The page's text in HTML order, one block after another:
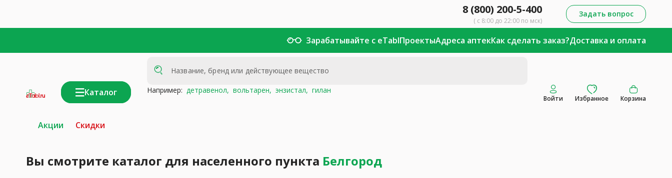
8 (800) 200-5-400
( с 8:00 до 22:00 по мск)
Задать вопрос
Зарабатывайте с eTablПроектыАдреса аптекКак сделать заказ?Доставка и оплата
Каталог Например: детравенол, вольтарен, энзистал, гилан
Войти Избранное Корзина
Акции Скидки
Вы смотрите каталог для населенного пункта Белгород